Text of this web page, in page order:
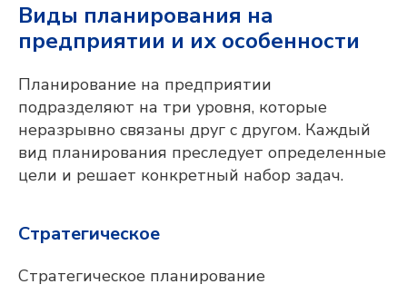
Виды планирования на
предприятии и их особенности
Планирование на предприятии
подразделяют на три уровня, которые
неразрывно связаны друг с другом. Каждый
вид планирования преследует определенные
цели и решает конкретный набор задач.
Стратегическое
Стратегическое планирование